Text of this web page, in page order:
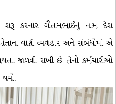
શરૂ કરનાર ગૌતમભાઈનું નામ દેશ
વાણી વ્યવહાર અને સંબંધોમાં એ
જાળવી રાખી છે તેનો કર્મચારીઓ